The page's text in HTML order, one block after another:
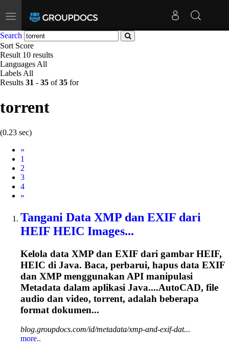
Toggle
navigation
Search
Sort Score
Result 10 results
Languages All
Labels All
Results 31 - 35 of35 for
torrent
(0.23 sec)
«
1
2
3
4
Next
»
Tangani Data XMP dan EXIF dari
HEIF HEIC Images...
Kelola data XMP dan EXIF dari gambar HEIF,
HEIC di Java. Baca, perbarui, hapus data EXIF
dan XMP menggunakan API manipulasi
Metadata dalam aplikasi Java....AutoCAD, file
audio dan video, torrent, adalah beberapa
format dokumen...
blog.groupdocs.com/id/metadata/xmp-and-exif-dat...
more..